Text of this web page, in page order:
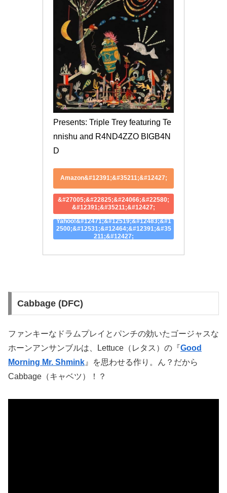
Presents: Triple Trey featuring Te
nnishu and R4ND4ZZO BIGB4N
D
Amazon&#12391;&#35211;&#12427;
&#27005;&#22825;&#24066;&#22580;
&#12391;&#35211;&#12427;
Yahoo!&#12471;&#12519;&#12483;&#1
2500;&#12531;&#12464;&#12391;&#35
211;&#12427;
Cabbage (DFC)
ファンキーなドラムプレイとパンチの効いたゴージャスな
ホーンアンサンブルは、Lettuce（レタス）の『Good
Morning Mr. Shmink 』を思わせる作り。ん？だから
Cabbage（キャベツ）！？